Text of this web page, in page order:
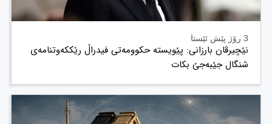
3 رۆژ پێش ئێستا
نێچیرڤان بارزانی: پێویستە حکوومەتی فیدراڵ رێککەوتنامەی
شنگال جێبەجێ بکات